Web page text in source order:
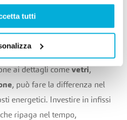
tutti
ai dettagli comevetri,
, può fare la differenza nel
energetici. Investire in infissi
ripaga nel tempo,